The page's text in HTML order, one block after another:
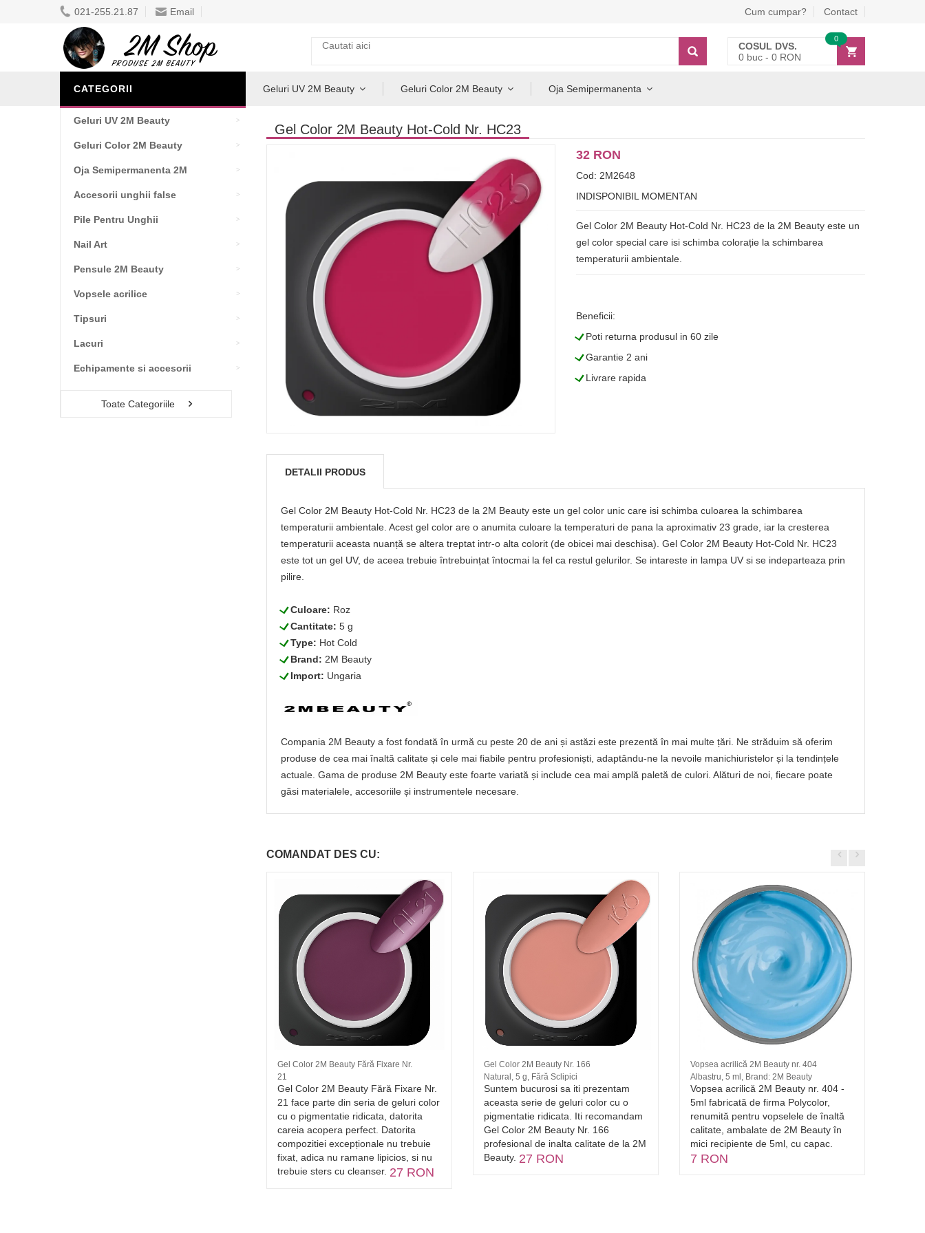
021-255.21.87 Email Cum cumpar? Contact
COSUL DVS.
0 buc - 0 RON
0
CATEGORII
Geluri UV 2M Beauty
Geluri Color 2M Beauty
Oja Semipermanenta 2M
Accesorii unghii false
Pile Pentru Unghii
Nail Art
Pensule 2M Beauty
Vopsele acrilice
Tipsuri
Lacuri
Echipamente si accesorii
Toate Categoriile
Geluri UV 2M Beauty Geluri Color 2M Beauty Oja Semipermanenta
Gel Color 2M Beauty Hot-Cold Nr. HC23
32 RON
Cod: 2M2648
INDISPONIBIL MOMENTAN
Gel Color 2M Beauty Hot-Cold Nr. HC23 de la 2M Beauty este un
gel color special care isi schimba colorație la schimbarea
temperaturii ambientale.
Beneficii:
LPoti returna produsul in 60 zile
LGarantie 2 ani
LLivrare rapida
DETALII PRODUS
Gel Color 2M Beauty Hot-Cold Nr. HC23 de la 2M Beauty este un gel color unic care isi schimba culoarea la schimbarea
temperaturii ambientale. Acest gel color are o anumita culoare la temperaturi de pana la aproximativ 23 grade, iar la cresterea
temperaturii aceasta nuanță se altera treptat intr-o alta colorit (de obicei mai deschisa). Gel Color 2M Beauty Hot-Cold Nr. HC23
este tot un gel UV, de aceea trebuie întrebuințat întocmai la fel ca restul gelurilor. Se intareste in lampa UV si se indeparteaza prin
pilire.
LCuloare: Roz
LCantitate: 5 g
LType: Hot Cold
LBrand: 2M Beauty
LImport: Ungaria
Compania 2M Beauty a fost fondată în urmă cu peste 20 de ani și astăzi este prezentă în mai multe țări. Ne străduim să oferim
produse de cea mai înaltă calitate și cele mai fiabile pentru profesioniști, adaptându-ne la nevoile manichiuristelor și la tendințele
actuale. Gama de produse 2M Beauty este foarte variată și include cea mai amplă paletă de culori. Alături de noi, fiecare poate
găsi materialele, accesoriile și instrumentele necesare.
COMANDAT DES CU:
Gel Color 2M Beauty Fără Fixare Nr.
21
Gel Color 2M Beauty Fără Fixare Nr.
21 face parte din seria de geluri color
cu o pigmentatie ridicata, datorita
careia acopera perfect. Datorita
compozitiei excepționale nu trebuie
fixat, adica nu ramane lipicios, si nu
trebuie sters cu cleanser. 27 RON
Gel Color 2M Beauty Nr. 166
Natural, 5 g, Fără Sclipici
Suntem bucurosi sa iti prezentam
aceasta serie de geluri color cu o
pigmentatie ridicata. Iti recomandam
Gel Color 2M Beauty Nr. 166
profesional de inalta calitate de la 2M
Beauty. 27 RON
Vopsea acrilică 2M Beauty nr. 404
Albastru, 5 ml, Brand: 2M Beauty
Vopsea acrilică 2M Beauty nr. 404 -
5ml fabricată de firma Polycolor,
renumită pentru vopselele de înaltă
calitate, ambalate de 2M Beauty în
mici recipiente de 5ml, cu capac.
7 RON